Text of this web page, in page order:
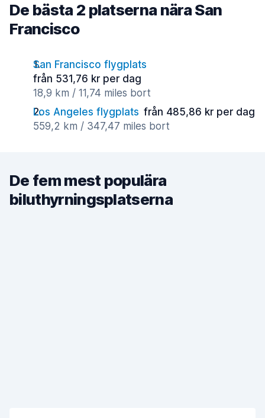
De bästa 2 platserna nära San
Francisco
San Francisco flygplats
från 531,76 kr per dag
18,9 km / 11,74 miles bort
Los Angeles flygplats från 485,86 kr per dag
559,2 km / 347,47 miles bort
De fem mest populära
biluthyrningsplatserna